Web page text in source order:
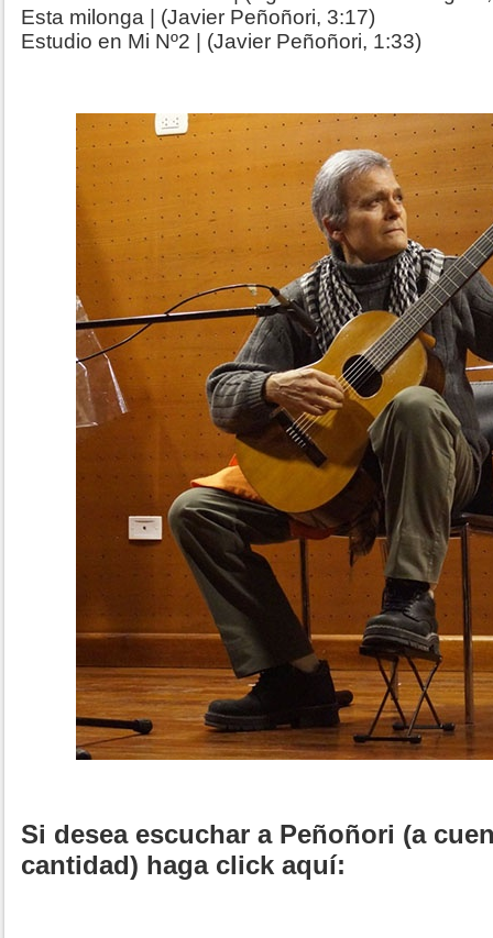
Esta milonga | (Javier Peñoñori, 3:17)
Estudio en Mi Nº2 | (Javier Peñoñori, 1:33)
Si desea escuchar a Peñoñori (a
cantidad) haga click aquí: